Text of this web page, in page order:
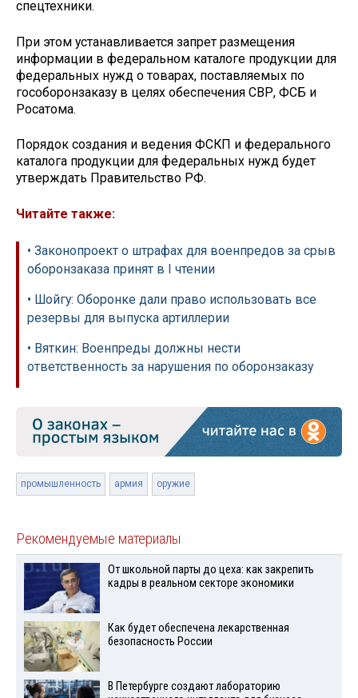
спецтехники.
При этом устанавливается запрет размещения
информации в федеральном каталоге продукции для
федеральных нужд о товарах, поставляемых по
гособоронзаказу в целях обеспечения СВР, ФСБ и
Росатома.
Порядок создания и ведения ФСКП и федерального
каталога продукции для федеральных нужд будет
утверждать Правительство РФ.
Читайте также:
• Законопроект о штрафах для военпредов за срыв
оборонзаказа принят в I чтении
• Шойгу: Оборонке дали право использовать все
резервы для выпуска артиллерии
• Вяткин: Военпреды должны нести
ответственность за нарушения по оборонзаказу
промышленность армия оружие
Рекомендуемые материалы
От школьной парты до цеха: как закрепить
кадры в реальном секторе экономики
Как будет обеспечена лекарственная
безопасность России
В Петербурге создают лабораторию